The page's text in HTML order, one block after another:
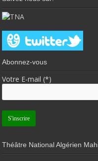
Abonnez-vous
Votre E-mail (*)
Théâtre National Algérien